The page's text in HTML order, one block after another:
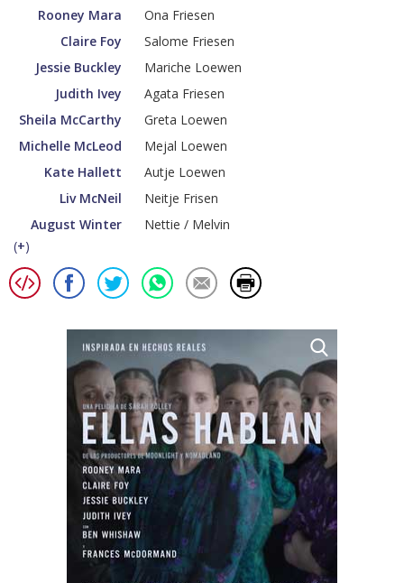
Rooney Mara
Ona Friesen
Claire Foy
Salome Friesen
Jessie Buckley
Mariche Loewen
Judith Ivey
Agata Friesen
Sheila McCarthy
Greta Loewen
Michelle McLeod
Mejal Loewen
Kate Hallett
Autje Loewen
Liv McNeil
Neitje Frisen
August Winter
Nettie / Melvin
(+)